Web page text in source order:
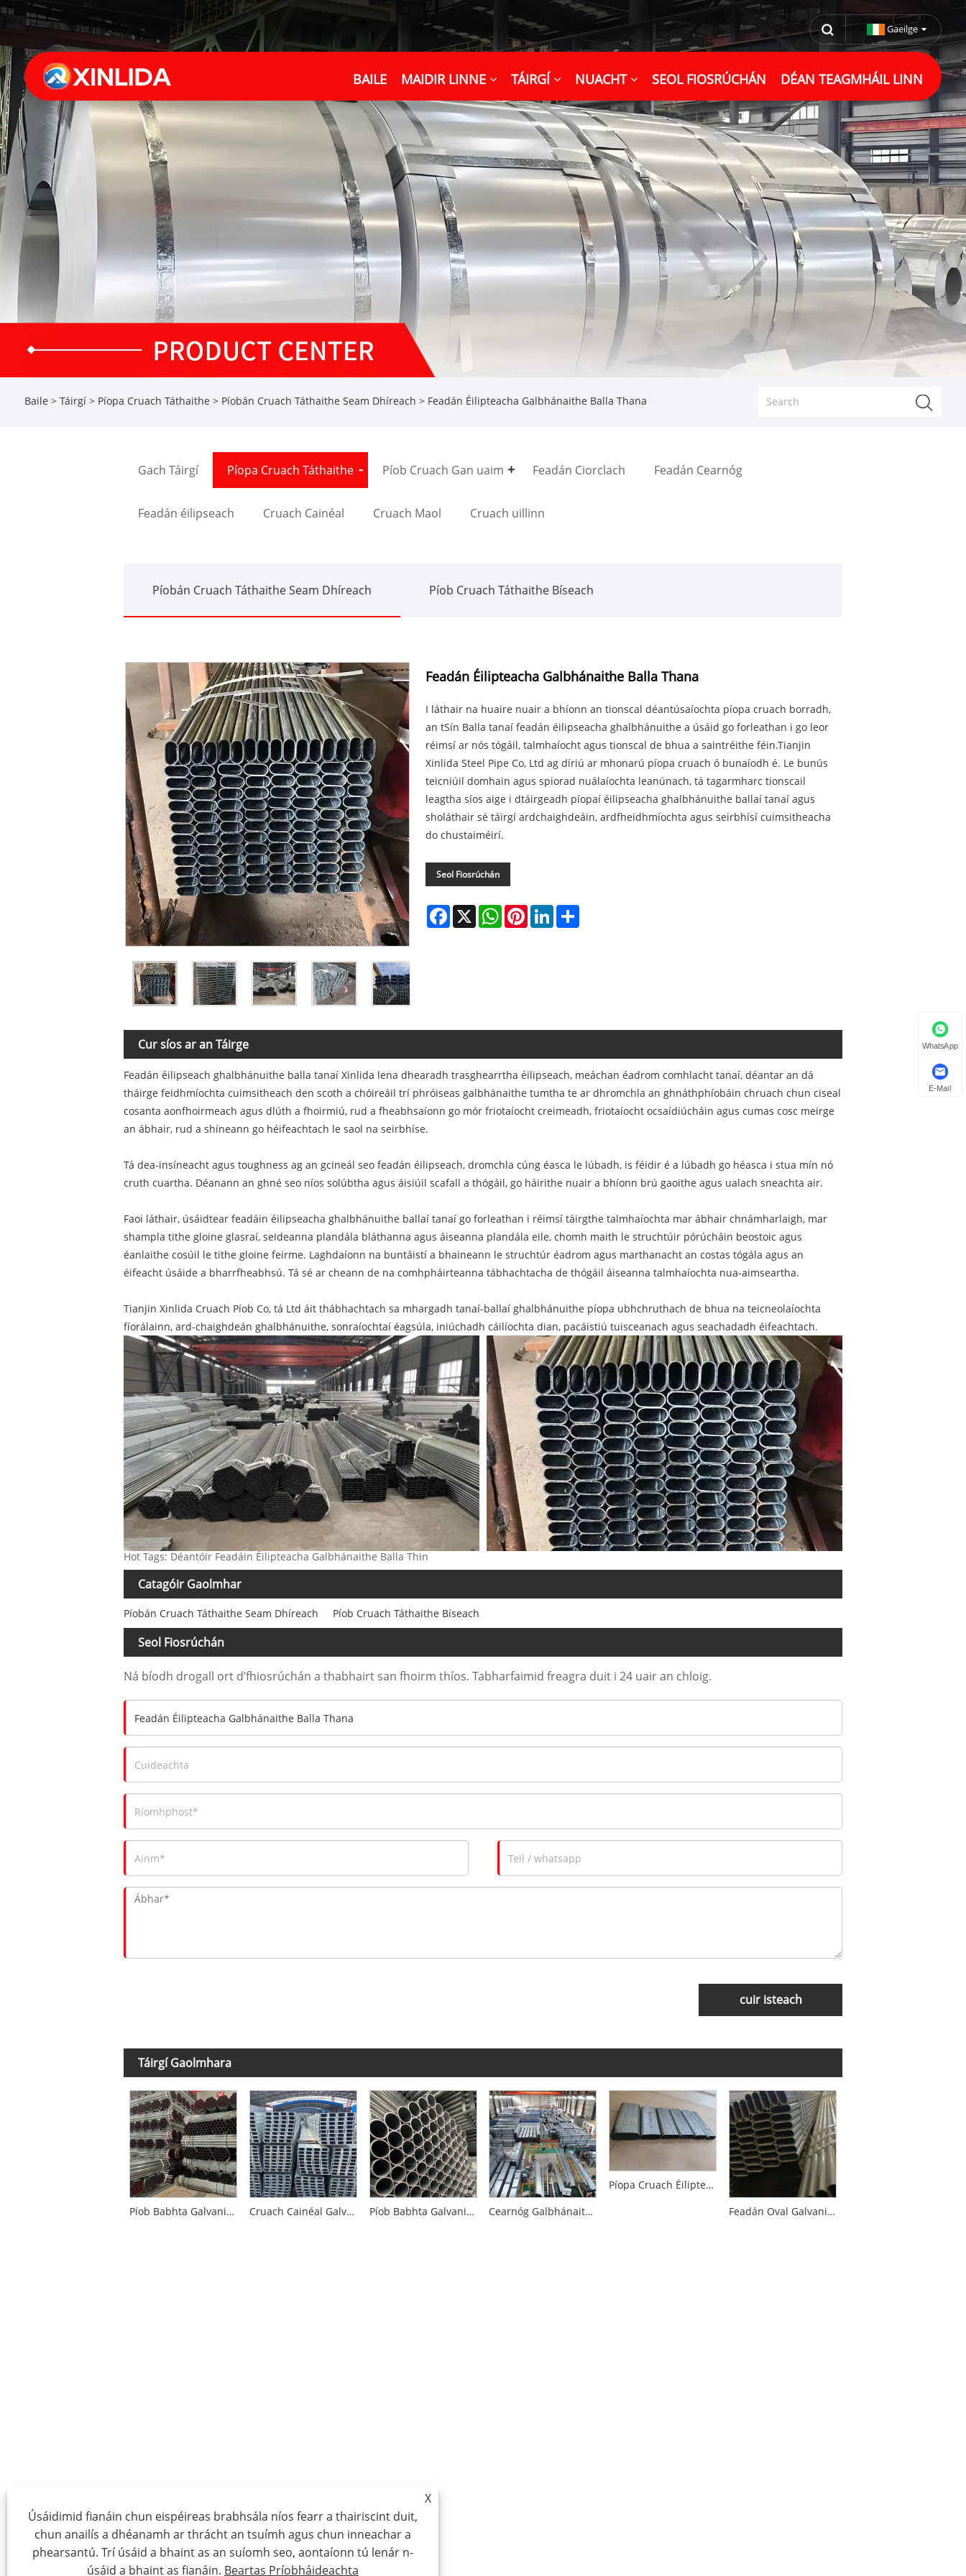
Gaeilge
BAILE MAIDIR LINNE TÁIRGÍ NUACHT SEOL FIOSRÚCHÁN DÉAN TEAGMHÁIL LINN
Baile > Táirgí> Píopa Cruach Táthaithe > Píobán Cruach Táthaithe Seam Dhíreach > Feadán Éilipteacha Galbhánaithe Balla Thana
Gach Táirgí Píopa Cruach Táthaithe Píob Cruach Gan uaim Feadán Ciorclach Feadán Cearnóg
Feadán éilipseach Cruach Cainéal Cruach Maol Cruach uillinn
Píobán Cruach Táthaithe Seam Dhíreach Píob Cruach Táthaithe Bíseach
Feadán Éilipteacha Galbhánaithe Balla Thana
I láthair na huaire nuair a bhíonn an tionscal déantúsaíochta píopa cruach borradh,
an tSín Balla tanaí feadán éilipseacha ghalbhánuithe a úsáid go forleathan i go leor
réimsí ar nós tógáil, talmhaíocht agus tionscal de bhua a saintréithe féin.Tianjin
Xinlida Steel Pipe Co, Ltd ag díriú ar mhonarú píopa cruach ó bunaíodh é. Le bunús
teicniúil domhain agus spiorad nuálaíochta leanúnach, tá tagarmharc tionscail
leagtha síos aige i dtáirgeadh píopaí éilipseacha ghalbhánuithe ballaí tanaí agus
sholáthair sé táirgí ardchaighdeáin, ardfheidhmíochta agus seirbhísí cuimsitheacha
do chustaiméirí.
Seol Fiosrúchán
Facebook
X WhatsAppPinterestLinkedIn
Cur síos ar an Táirge
Feadán éilipseach ghalbhánuithe balla tanaí Xinlida lena dhearadh trasghearrtha éilipseach, meáchan éadrom comhlacht tanaí, déantar an dá
tháirge feidhmíochta cuimsitheach den scoth a chóireáil trí phróiseas galbhánaithe tumtha te ar dhromchla an ghnáthphíobáin chruach chun ciseal
cosanta aonfhoirmeach agus dlúth a fhoirmiú, rud a fheabhsaíonn go mór friotaíocht creimeadh, friotaíocht ocsaídiúcháin agus cumas cosc ​​meirge
an ábhair, rud a shíneann go héifeachtach le saol na seirbhíse.
Tá dea-insíneacht agus toughness ag an gcineál seo feadán éilipseach, dromchla cúng éasca le lúbadh, is féidir é a lúbadh go héasca i stua mín nó
cruth cuartha. Déanann an ghné seo níos solúbtha agus áisiúil scafall a thógáil, go háirithe nuair a bhíonn brú gaoithe agus ualach sneachta air.
Faoi láthair, úsáidtear feadáin éilipseacha ghalbhánuithe ballaí tanaí go forleathan i réimsí táirgthe talmhaíochta mar ábhair chnámharlaigh, mar
shampla tithe gloine glasraí, seideanna plandála bláthanna agus áiseanna plandála eile, chomh maith le struchtúir pórúcháin beostoic agus
éanlaithe cosúil le tithe gloine feirme. Laghdaíonn na buntáistí a bhaineann le struchtúr éadrom agus marthanacht an costas tógála agus an
éifeacht úsáide a bharrfheabhsú. Tá sé ar cheann de na comhpháirteanna tábhachtacha de thógáil áiseanna talmhaíochta nua-aimseartha.
Tianjin Xinlida Cruach Píob Co, tá Ltd áit thábhachtach sa mhargadh tanaí-ballaí ghalbhánuithe píopa ubhchruthach de bhua na teicneolaíochta
fíorálainn, ard-chaighdeán ghalbhánuithe, sonraíochtaí éagsúla, iniúchadh cáilíochta dian, pacáistiú tuisceanach agus seachadadh éifeachtach.
Hot Tags: Déantóir Feadáin Éilipteacha Galbhánaithe Balla Thin
Catagóir Gaolmhar
Píobán Cruach Táthaithe Seam Dhíreach Píob Cruach Táthaithe Bíseach
Seol Fiosrúchán
Ná bíodh drogall ort d’fhiosrúchán a thabhairt san fhoirm thíos. Tabharfaimid freagra duit i 24 uair an chloig.
cuir isteach
Táirgí Gaolmhara
Píob Babhta Galvanized Hot-Dip Cruach Cainéal Galvanized Píob Babhta Galvanized Galvanized Standard Caighdeán Náisiúnta Cearnóg Galbhánaithe agus Feadáin Dronuilleogacha Caighdeánacha Teo-tumtha
Píopa Cruach Éilipteacha Galvanized
Feadán Oval Galvanized Trastomhas Beag
WhatsApp
E-Mail
X
Úsáidimid fianáin chun eispéireas brabhsála níos fearr a thairiscint duit,
chun anailís a dhéanamh ar thrácht an tsuímh agus chun inneachar a
phearsantú. Trí úsáid a bhaint as an suíomh seo, aontaíonn tú lenár n-
úsáid a bhaint as fianáin. Beartas Príobháideachta